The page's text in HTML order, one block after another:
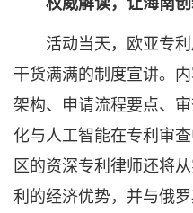
活动当天，欧亚专利
干货满满的制度宣讲。
架构、申请流程要点、
化与人工智能在专利审
区的资深专利律师还将
利的经济优势，并与俄